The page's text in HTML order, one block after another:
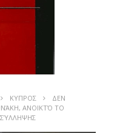
ΚΥΠΡΟΣ
ΔΕΝ
ΑΝΟΙΚΤΌ ΤΟ